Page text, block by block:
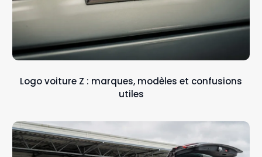
Logo voiture Z : marques, modèles et confusions
utiles